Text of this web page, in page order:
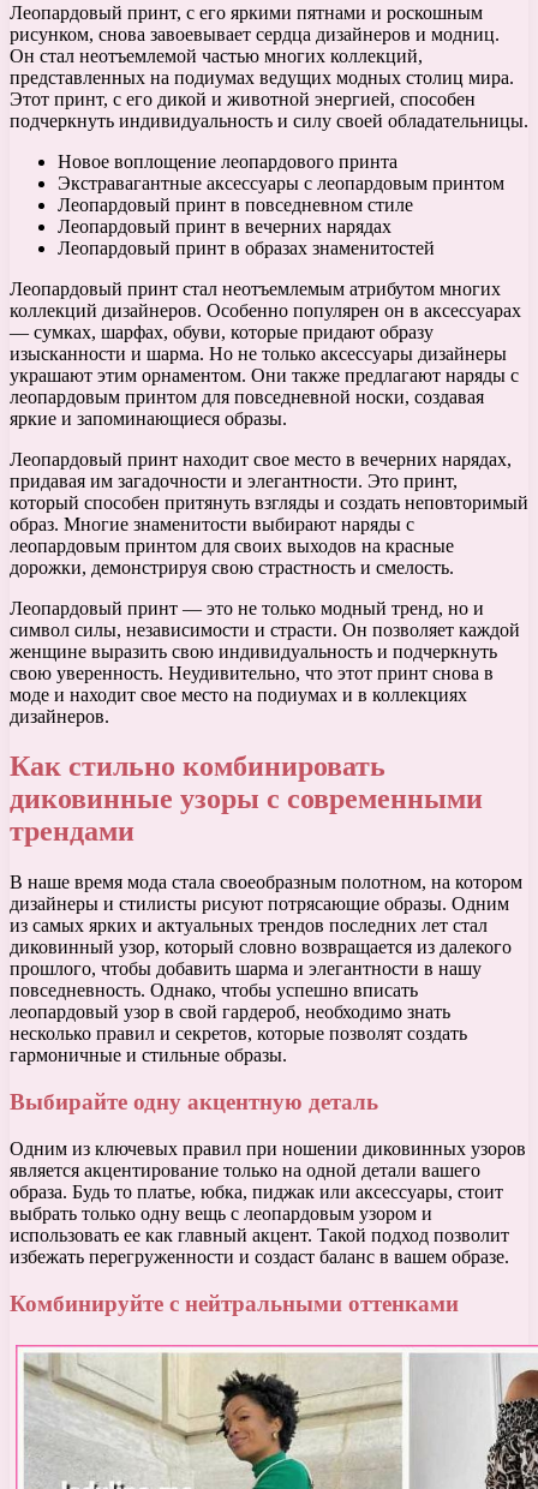
Леопардовый принт, с его яркими пятнами и роскошным
рисунком, снова завоевывает сердца дизайнеров и модниц.
Он стал неотъемлемой частью многих коллекций,
представленных на подиумах ведущих модных столиц мира.
Этот принт, с его дикой и животной энергией, способен
подчеркнуть индивидуальность и силу своей обладательницы.
Новое воплощение леопардового принта
Экстравагантные аксессуары с леопардовым принтом
Леопардовый принт в повседневном стиле
Леопардовый принт в вечерних нарядах
Леопардовый принт в образах знаменитостей
Леопардовый принт стал неотъемлемым атрибутом многих
коллекций дизайнеров. Особенно популярен он в аксессуарах
— сумках, шарфах, обуви, которые придают образу
изысканности и шарма. Но не только аксессуары дизайнеры
украшают этим орнаментом. Они также предлагают наряды с
леопардовым принтом для повседневной носки, создавая
яркие и запоминающиеся образы.
Леопардовый принт находит свое место в вечерних нарядах,
придавая им загадочности и элегантности. Это принт,
который способен притянуть взгляды и создать неповторимый
образ. Многие знаменитости выбирают наряды с
леопардовым принтом для своих выходов на красные
дорожки, демонстрируя свою страстность и смелость.
Леопардовый принт — это не только модный тренд, но и
символ силы, независимости и страсти. Он позволяет каждой
женщине выразить свою индивидуальность и подчеркнуть
свою уверенность. Неудивительно, что этот принт снова в
моде и находит свое место на подиумах и в коллекциях
дизайнеров.
Как стильно комбинировать
диковинные узоры с современными
трендами
В наше время мода стала своеобразным полотном, на котором
дизайнеры и стилисты рисуют потрясающие образы. Одним
из самых ярких и актуальных трендов последних лет стал
диковинный узор, который словно возвращается из далекого
прошлого, чтобы добавить шарма и элегантности в нашу
повседневность. Однако, чтобы успешно вписать
леопардовый узор в свой гардероб, необходимо знать
несколько правил и секретов, которые позволят создать
гармоничные и стильные образы.
Выбирайте одну акцентную деталь
Одним из ключевых правил при ношении диковинных узоров
является акцентирование только на одной детали вашего
образа. Будь то платье, юбка, пиджак или аксессуары, стоит
выбрать только одну вещь с леопардовым узором и
использовать ее как главный акцент. Такой подход позволит
избежать перегруженности и создаст баланс в вашем образе.
Комбинируйте с нейтральными оттенками